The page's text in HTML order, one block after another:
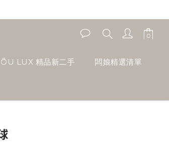
LUX 精品新二手 闆娘精選清單